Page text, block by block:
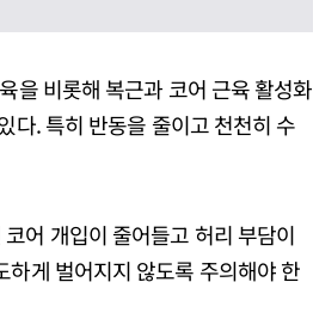
을 비롯해 복근과 코어 근육 활성화
다. 특히 반동을 줄이고 천천히 수
어 개입이 줄어들고 허리 부담이
게 벌어지지 않도록 주의해야 한